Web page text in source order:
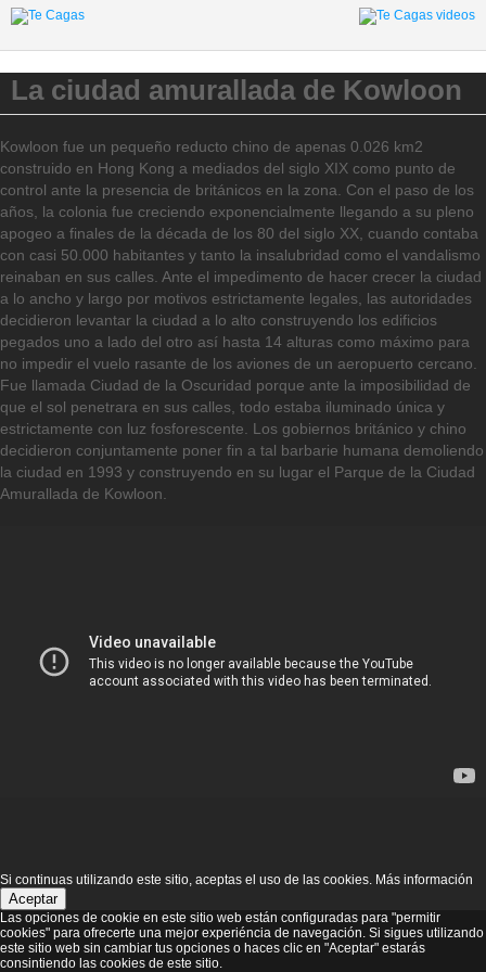
La ciudad amurallada de Kowloon
Kowloon fue un pequeño reducto chino de apenas 0.026 km2
construido en Hong Kong a mediados del siglo XIX como punto de
control ante la presencia de británicos en la zona. Con el paso de los
años, la colonia fue creciendo exponencialmente llegando a su pleno
apogeo a finales de la década de los 80 del siglo XX, cuando contaba
con casi 50.000 habitantes y tanto la insalubridad como el vandalismo
reinaban en sus calles. Ante el impedimento de hacer crecer la ciudad
a lo ancho y largo por motivos estrictamente legales, las autoridades
decidieron levantar la ciudad a lo alto construyendo los edificios
pegados uno a lado del otro así hasta 14 alturas como máximo para
no impedir el vuelo rasante de los aviones de un aeropuerto cercano.
Fue llamada Ciudad de la Oscuridad porque ante la imposibilidad de
que el sol penetrara en sus calles, todo estaba iluminado única y
estrictamente con luz fosforescente. Los gobiernos británico y chino
decidieron conjuntamente poner fin a tal barbarie humana demoliendo
la ciudad en 1993 y construyendo en su lugar el Parque de la Ciudad
Amurallada de Kowloon.
Si continuas utilizando este sitio, aceptas el uso de las cookies. Más información
Aceptar
Las opciones de cookie en este sitio web están configuradas para "permitir
cookies" para ofrecerte una mejor experiéncia de navegación. Si sigues utilizando
este sitio web sin cambiar tus opciones o haces clic en "Aceptar" estarás
consintiendo las cookies de este sitio.